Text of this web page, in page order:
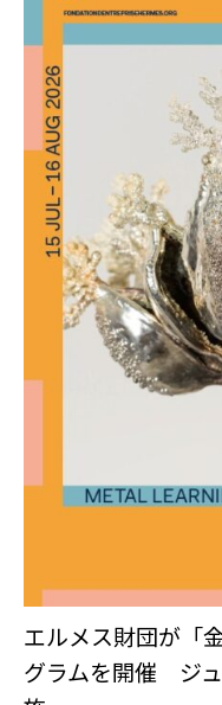
エルメス財団が「
グラムを開催 ジ